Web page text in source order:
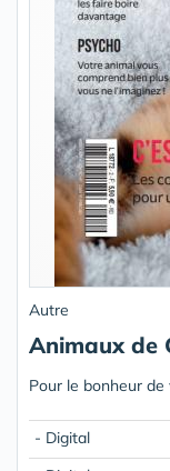
Autre
Animaux de
Pour le bonheur
- Digital